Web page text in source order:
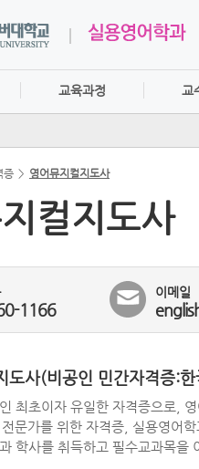
교육과정 교
증 > 영어뮤지컬지도사
컬지도사
1166
이메일
도사(비공인 민간자격증:
최초이자 유일한 자격증으로,
문가를 위한 자격증, 실용영어
학사를 취득하고 필수교과목을